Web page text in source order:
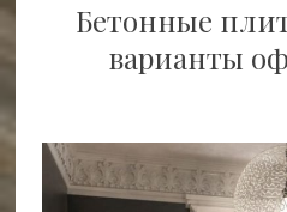
Бетонные
варианты